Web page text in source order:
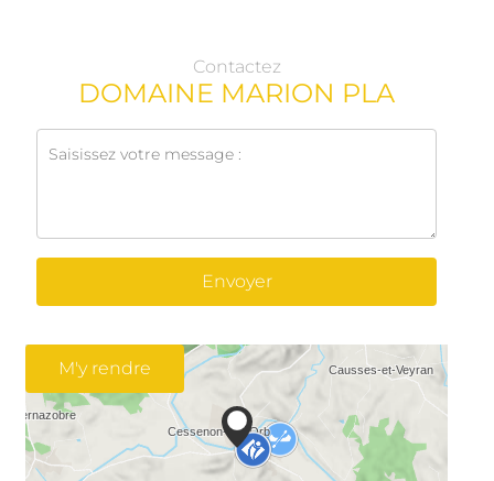
Contactez
DOMAINE MARION PLA
Envoyer
M'y rendre